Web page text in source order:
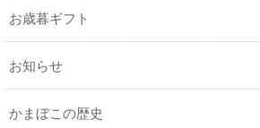
お歳暮ギフト
お知らせ
かまぼこの歴史